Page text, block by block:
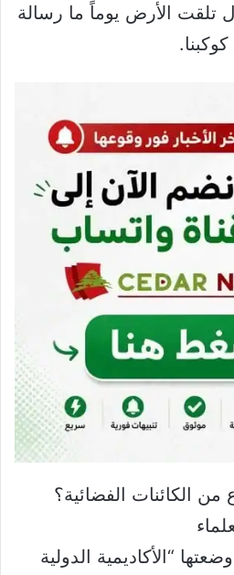
تلقت الأرض يوماً ما رسالة
وجود 4 أنواع من الكائنات الفضائية؟
“الأكاديمية الدولية